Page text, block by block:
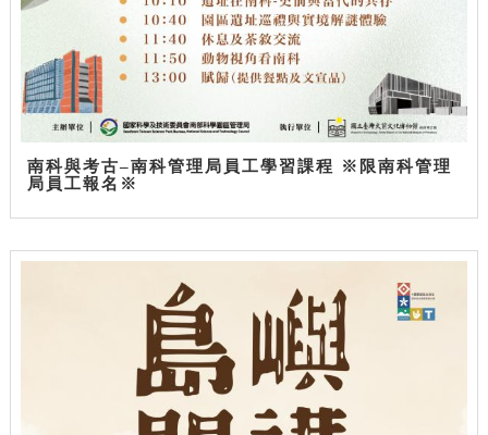
南科與考古–南科管理局員工學習課程 ※限南科管理
局員工報名※